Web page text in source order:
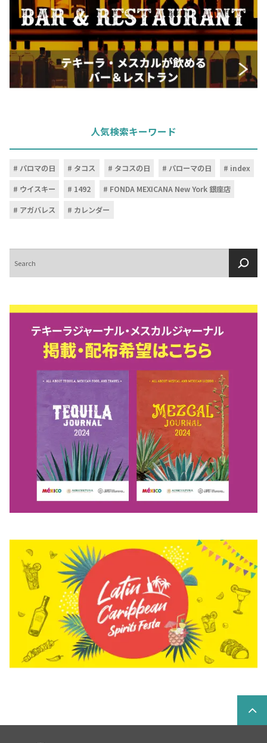
人気検索キーワード
パロマの日 タコス タコスの日 パローマの日
index
ウイスキー
1492
FONDA MEXICANA New York 銀座店
アガバレス
カレンダー
索